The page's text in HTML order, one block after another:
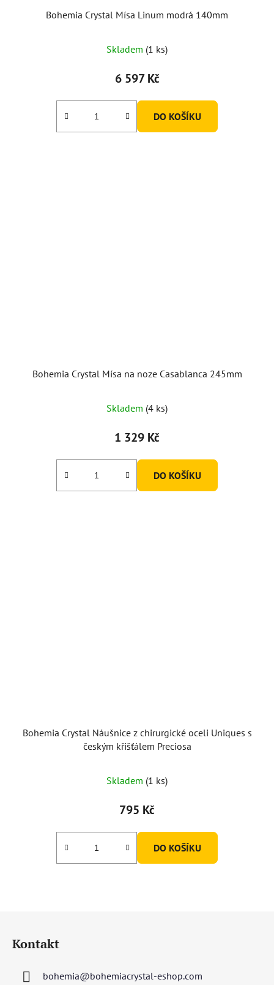
Bohemia Crystal Mísa Linum modrá 140mm
Skladem (1 ks)
6 597 Kč
DO KOŠÍKU
Bohemia Crystal Mísa na noze Casablanca 245mm
Skladem (4 ks)
1 329 Kč
DO KOŠÍKU
Bohemia Crystal Náušnice z chirurgické oceli Uniques s
českým křišťálem Preciosa
Skladem (1 ks)
795 Kč
DO KOŠÍKU
Kontakt
bohemia@bohemiacrystal-eshop.com